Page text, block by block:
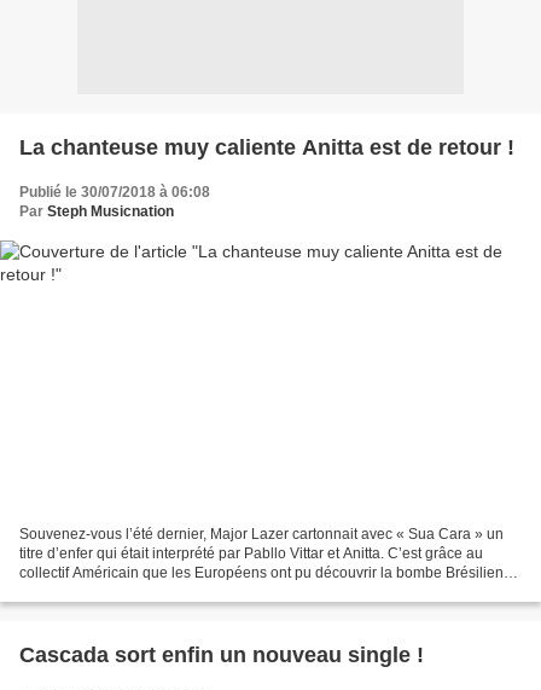
La chanteuse muy caliente Anitta est de retour !
Publié le 30/07/2018 à 06:08
Par Steph Musicnation
Souvenez-vous l’été dernier, Major Lazer cartonnait avec « Sua Cara » un
titre d’enfer qui était interprété par Pabllo Vittar et Anitta. C’est grâce au
collectif Américain que les Européens ont pu découvrir la bombe Brésilienne
Cascada sort enfin un nouveau single !